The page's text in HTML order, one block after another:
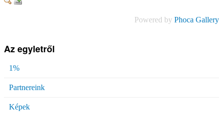
Powered by Phoca Gallery
Az egyletről
1%
Partnereink
Képek